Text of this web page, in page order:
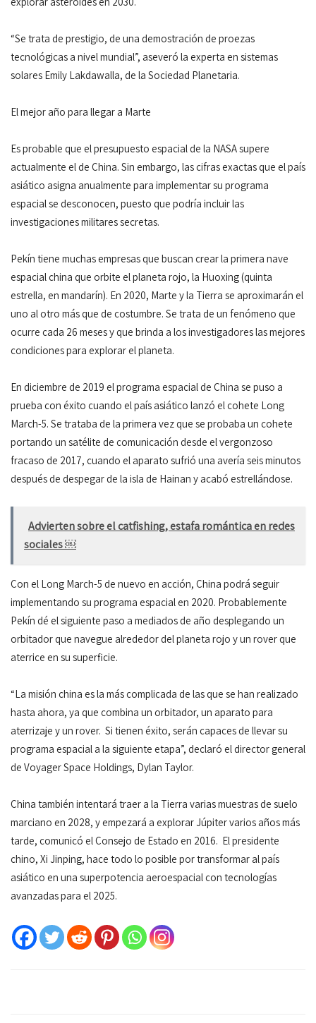
“Se trata de prestigio, de una demostración de proezas
tecnológicas a nivel mundial”, aseveró la experta en sistemas
solares Emily Lakdawalla, de la Sociedad Planetaria.
El mejor año para llegar a Marte
Es probable que el presupuesto espacial de la NASA supere
actualmente el de China. Sin embargo, las cifras exactas que el país
asiático asigna anualmente para implementar su programa
espacial se desconocen, puesto que podría incluir las
investigaciones militares secretas.
Pekín tiene muchas empresas que buscan crear la primera nave
espacial china que orbite el planeta rojo, la Huoxing (quinta
estrella, en mandarín). En 2020, Marte y la Tierra se aproximarán el
uno al otro más que de costumbre. Se trata de un fenómeno que
ocurre cada 26 meses y que brinda a los investigadores las mejores
condiciones para explorar el planeta.
En diciembre de 2019 el programa espacial de China se puso a
prueba con éxito cuando el país asiático lanzó el cohete Long
March-5. Se trataba de la primera vez que se probaba un cohete
portando un satélite de comunicación desde el vergonzoso
fracaso de 2017, cuando el aparato sufrió una avería seis minutos
después de despegar de la isla de Hainan y acabó estrellándose.
Advierten sobre el catfishing, estafa romántica en redes
sociales ￼
Con el Long March-5 de nuevo en acción, China podrá seguir
implementando su programa espacial en 2020. Probablemente
Pekín dé el siguiente paso a mediados de año desplegando un
orbitador que navegue alrededor del planeta rojo y un rover que
aterrice en su superficie.
“La misión china es la más complicada de las que se han realizado
hasta ahora, ya que combina un orbitador, un aparato para
aterrizaje y un rover. Si tienen éxito, serán capaces de llevar su
programa espacial a la siguiente etapa”, declaró el director general
de Voyager Space Holdings, Dylan Taylor.
China también intentará traer a la Tierra varias muestras de suelo
marciano en 2028, y empezará a explorar Júpiter varios años más
tarde, comunicó el Consejo de Estado en 2016. El presidente
chino, Xi Jinping, hace todo lo posible por transformar al país
asiático en una superpotencia aeroespacial con tecnologías
avanzadas para el 2025.